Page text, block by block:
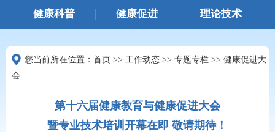
健康科普
健康促进 理论技术
您当前所在位置： 首页 >> 工作动态>> 专题专栏>> 健康促进大
会
第十六届健康教育与健康促进大会
暨专业技术培训开幕在即 敬请期待！